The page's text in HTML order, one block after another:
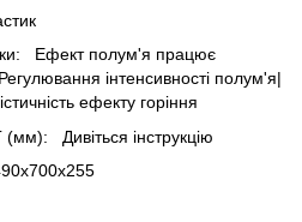
Ефект полум'я працює
інтенсивності полум'я|
ефекту горіння
Дивіться інструкцію